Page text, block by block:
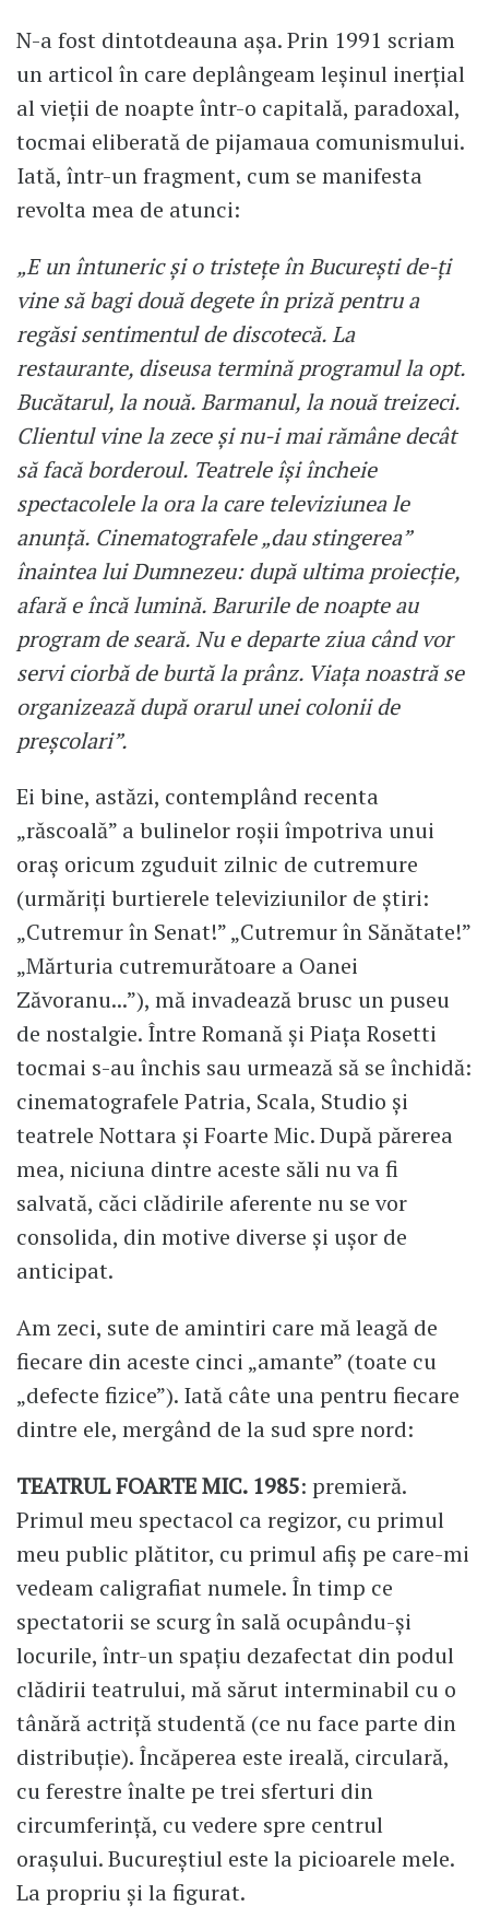
N-a fost dintotdeauna așa. Prin 1991 scriam
un articol în care deplângeam leșinul inerțial
al vieții de noapte într-o capitală, paradoxal,
tocmai eliberată de pijamaua comunismului.
Iată, într-un fragment, cum se manifesta
revolta mea de atunci:
„E un întuneric și o tristețe în București de-ți
vine să bagi două degete în priză pentru a
regăsi sentimentul de discotecă. La
restaurante, diseusa termină programul la opt.
Bucătarul, la nouă. Barmanul, la nouă treizeci.
Clientul vine la zece și nu-i mai rămâne decât
să facă borderoul. Teatrele își încheie
spectacolele la ora la care televiziunea le
anunță. Cinematografele „dau stingerea”
înaintea lui Dumnezeu: după ultima proiecție,
afară e încă lumină. Barurile de noapte au
program de seară. Nu e departe ziua când vor
servi ciorbă de burtă la prânz. Viața noastră se
organizează după orarul unei colonii de
preșcolari”.
Ei bine, astăzi, contemplând recenta
„răscoală” a bulinelor roșii împotriva unui
oraș oricum zguduit zilnic de cutremure
(urmăriți burtierele televiziunilor de știri:
„Cutremur în Senat!” „Cutremur în Sănătate!”
„Mărturia cutremurătoare a Oanei
Zăvoranu...”), mă invadează brusc un puseu
de nostalgie. Între Romană și Piața Rosetti
tocmai s-au închis sau urmează să se închidă:
cinematografele Patria, Scala, Studio și
teatrele Nottara și Foarte Mic. După părerea
mea, niciuna dintre aceste săli nu va fi
salvată, căci clădirile aferente nu se vor
consolida, din motive diverse și ușor de
anticipat.
Am zeci, sute de amintiri care mă leagă de
fiecare din aceste cinci „amante” (toate cu
„defecte fizice”). Iată câte una pentru fiecare
dintre ele, mergând de la sud spre nord:
TEATRUL FOARTE MIC. 1985: premieră.
Primul meu spectacol ca regizor, cu primul
meu public plătitor, cu primul afiș pe care-mi
vedeam caligrafiat numele. În timp ce
spectatorii se scurg în sală ocupându-și
locurile, într-un spațiu dezafectat din podul
clădirii teatrului, mă sărut interminabil cu o
tânără actriță studentă (ce nu face parte din
distribuție). Încăperea este ireală, circulară,
cu ferestre înalte pe trei sferturi din
circumferință, cu vedere spre centrul
orașului. Bucureștiul este la picioarele mele.
La propriu și la figurat.